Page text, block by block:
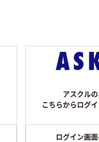
アスクル
こちらからログ
ログイン画